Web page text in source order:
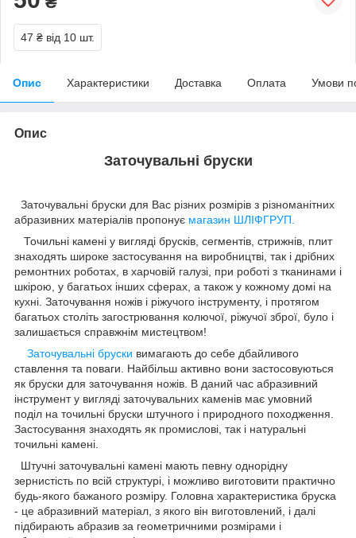
47 ₴ від 10 шт.
Опис Характеристики Доставка Оплата Умови
Опис
Заточувальні бруски
Заточувальні бруски для Вас різних розмірів з різноманітних
абразивних матеріалів пропонує магазин ШЛІФГРУП.
Точильні камені у вигляді брусків, сегментів, стрижнів, плит
знаходять широке застосування на виробництві, так і дрібних
ремонтних роботах, в харчовій галузі, при роботі з тканинами і
шкірою, у багатьох інших сферах, а також у кожному домі на
кухні. Заточування ножів і ріжучого інструменту, і протягом
багатьох століть загострювання колючої, ріжучої зброї, було і
залишається справжнім мистецтвом!
Заточувальні бруски вимагають до себе дбайливого
ставлення та поваги. Найбільш активно вони застосовуються
як бруски для заточування ножів. В даний час абразивний
інструмент у вигляді заточувальних каменів має умовний
поділ на точильні бруски штучного і природного походження.
Застосування знаходять як промислові, так і натуральні
точильні камені.
Штучні заточувальні камені мають певну однорідну
зернистість по всій структурі, і можливо виготовити практично
будь-якого бажаного розміру. Головна характеристика бруска
- це абразивний матеріал, з якого він виготовлений, і далі
підбирають абразив за геометричними розмірами і